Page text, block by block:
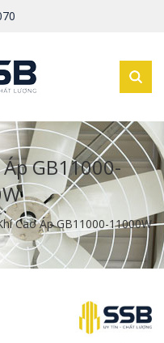
GB11000-
Cao Áp GB11000-11000W